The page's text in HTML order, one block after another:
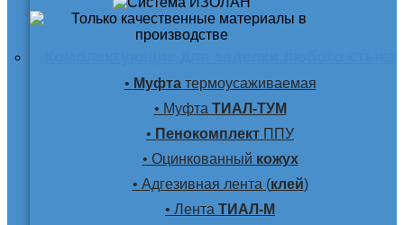
• Муфтатермоусаживаемая
• Муфта ТИАЛ-ТУМ
• Пенокомплект ППУ
• Оцинкованный кожух
• Адгезивная лента (клей)
• Лента ТИАЛ-М